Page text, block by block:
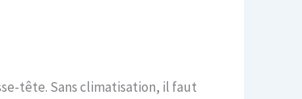
tête. Sans climatisation, il faut